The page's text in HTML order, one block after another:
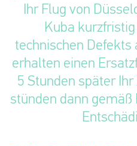
Ihr Flug von
Kuba
technischen
erhalten einen
5 Stunden später
stünden dann gemäß